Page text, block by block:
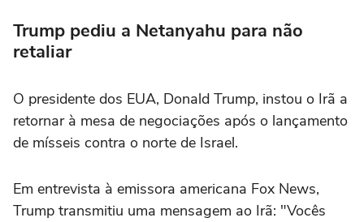
Trump pediu a Netanyahu para não
retaliar
O presidente dos EUA, Donald Trump, instou o Irã a
retornar à mesa de negociações após o lançamento
de mísseis contra o norte de Israel.
Em entrevista à emissora americana Fox News,
Trump transmitiu uma mensagem ao Irã: "Vocês